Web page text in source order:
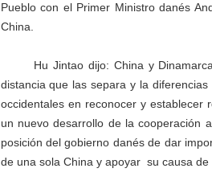
Pueblo con el Primer Ministro danés
China.
Hu Jintao dijo: China y
distancia que las separa y la
occidentales en reconocer y establecer
un nuevo desarrollo de la cooperación
posición del gobierno danés de dar
de una sola China y apoyar su causa de